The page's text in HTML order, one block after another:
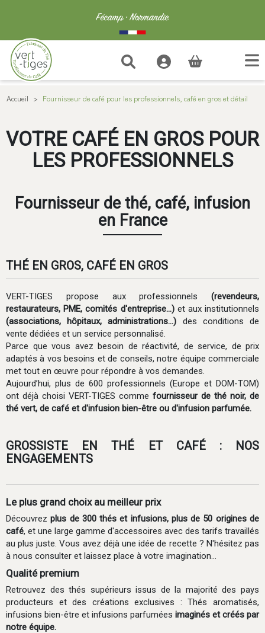
Accueil > Fournisseur de café pour les professionnels, café en gros et détail
VOTRE CAFÉ EN GROS POUR
LES PROFESSIONNELS
Fournisseur de thé, café, infusion
en France
THÉ EN GROS, CAFÉ EN GROS
VERT-TIGES propose aux professionnels (revendeurs,
restaurateurs, PME, comités d'entreprise…)et aux institutionnels
(associations, hôpitaux, administrations…) des conditions de
vente dédiées et un service personnalisé.
Parce que vous avez besoin de réactivité, de service, de prix
adaptés à vos besoins et de conseils, notre équipe commerciale
met tout en œuvre pour répondre à vos demandes.
Aujourd’hui, plus de 600 professionnels (Europe et DOM-TOM)
ont déjà choisi VERT-TIGES comme fournisseur de thé noir, de
thé vert, de café et d'infusion bien-être ou d'infusion parfumée.
GROSSISTE EN THÉ ET CAFÉ : NOS
ENGAGEMENTS
Le plus grand choix au meilleur prix
Découvrezplus de 300 thés et infusions, plus de 50 origines de
café, et une large gamme d'accessoires avec des tarifs travaillés
au plus juste. Vous avez déjà une idée de recette ? N'hésitez pas
à nous consulter et laissez place à votre imagination...
Qualité premium
Retrouvez des thés supérieurs issus de la majorité des pays
producteurs et des créations exclusives : Thés aromatisés,
infusions bien-être et infusions parfumées imaginés et créés par
notre équipe.